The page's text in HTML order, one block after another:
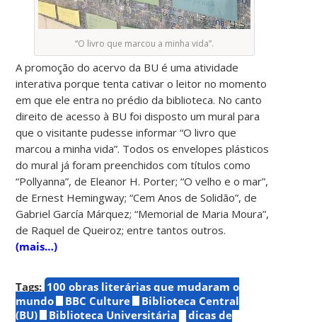
“O livro que marcou a minha vida”.
A promoção do acervo da BU é uma atividade
interativa porque tenta cativar o leitor no momento
em que ele entra no prédio da biblioteca. No canto
direito de acesso à BU foi disposto um mural para
que o visitante pudesse informar “O livro que
marcou a minha vida”. Todos os envelopes plásticos
do mural já foram preenchidos com títulos como
“Pollyanna”, de Eleanor H. Porter; “O velho e o mar”,
de Ernest Hemingway; “Cem Anos de Solidão”, de
Gabriel García Márquez; “Memorial de Maria Moura”,
de Raquel de Queiroz; entre tantos outros.
(mais…)
Tags: 100 obras literárias que mudaram o
mundo
BBC Culture
Biblioteca Central
(BU)
Biblioteca Universitária
dicas de